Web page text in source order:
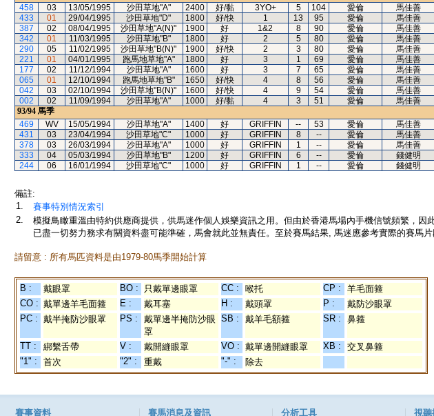
458
03 13/05/1995 沙田草地"A" 2400 好/黏 3YO+ 5 104 愛倫 馬佳善
433
01 29/04/1995 沙田草地"D" 1800 好/快 1 13 95 愛倫 馬佳善
387
02 08/04/1995 沙田草地"A(N)" 1900 好 1&2 8 90 愛倫 馬佳善
342
01 11/03/1995 沙田草地"B" 1800 好 2 5 80 愛倫 馬佳善
290
05 11/02/1995 沙田草地"B(N)" 1900 好/快 2 3 80 愛倫 馬佳善
221
01 04/01/1995 跑馬地草地"A" 1800 好 3 1 69 愛倫 馬佳善
177
02 11/12/1994 沙田草地"A" 1600 好 3 7 65 愛倫 馬佳善
065
01 12/10/1994 跑馬地草地"B" 1650 好/快 4 8 56 愛倫 馬佳善
042
03 02/10/1994 沙田草地"B(N)" 1600 好/快 4 9 54 愛倫 馬佳善
002
02 11/09/1994 沙田草地"A" 1000 好/黏 4 3 51 愛倫 馬佳善
93/94 馬季
469
WV 15/05/1994 沙田草地"A" 1400 好 GRIFFIN -- 53 愛倫 馬佳善
431
03 23/04/1994 沙田草地"C" 1000 好 GRIFFIN 8 -- 愛倫 馬佳善
378
03 26/03/1994 沙田草地"A" 1000 好 GRIFFIN 1 -- 愛倫 馬佳善
333
04 05/03/1994 沙田草地"B" 1200 好 GRIFFIN 6 -- 愛倫 錢健明
244
06 16/01/1994 沙田草地"C" 1000 好 GRIFFIN 1 -- 愛倫 錢健明
備註:
1.
賽事特別情況索引
2.
模擬鳥瞰重溫由特約供應商提供，供馬迷作個人娛樂資訊之用。但由於香港馬場內手機信號頻繁，
已盡一切努力務求有關資料盡可能準確，馬會就此並無責任。至於賽馬結果, 馬迷應參考實際的賽馬片
請留意 : 所有馬匹資料是由1979-80馬季開始計算
B : 戴眼罩 BO : 只戴單邊眼罩 CC : 喉托 CP :
羊毛面箍
CO : 戴單邊羊毛面箍 E : 戴耳塞 H : 戴頭罩 P :
戴防沙眼罩
PC : 戴半掩防沙眼罩 PS :
戴單邊半掩防沙眼
罩
SB : 戴羊毛額箍 SR : 鼻箍
TT : 綁繫舌帶 V : 戴開縫眼罩 VO : 戴單邊開縫眼罩 XB :
交叉鼻箍
"1" :
首次 "2" : 重戴 "-" : 除去
賽事資料 賽馬消息及資訊 分析工具 視聽